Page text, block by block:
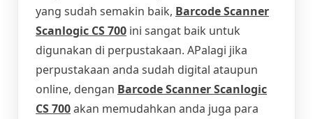
yang sudah semakin baik, Barcode Scanner
Scanlogic CS 700 ini sangat baik untuk
digunakan di perpustakaan. APalagi jika
perpustakaan anda sudah digital ataupun
online, dengan Barcode Scanner Scanlogic
CS 700akan memudahkan anda juga para